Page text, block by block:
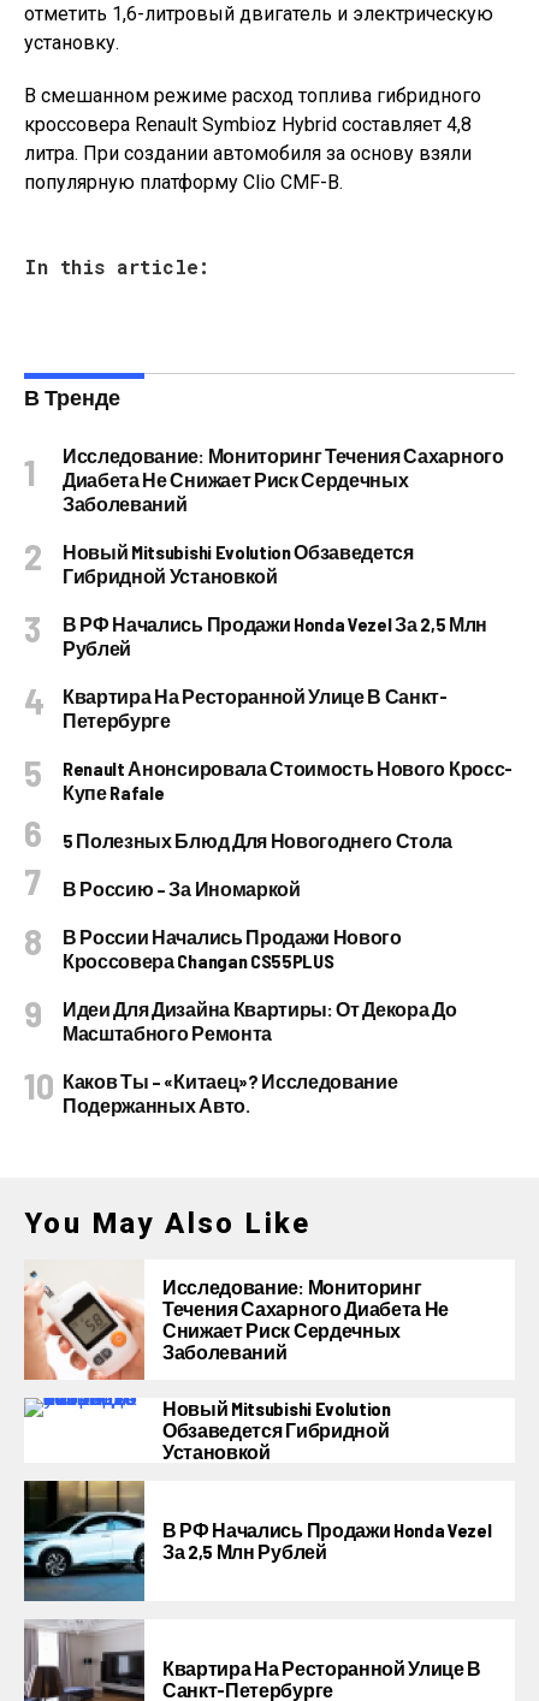
отметить 1,6-литровый двигатель и электрическую
установку.
В смешанном режиме расход топлива гибридного
кроссовера Renault Symbioz Hybrid составляет 4,8
литра. При создании автомобиля за основу взяли
популярную платформу Clio CMF-B.
In this article:
В Тренде
Исследование: Мониторинг Течения Сахарного
Диабета Не Снижает Риск Сердечных
Заболеваний
Новый Mitsubishi Evolution Обзаведется
Гибридной Установкой
В РФ Начались Продажи Honda Vezel За 2,5 Млн
Рублей
Квартира На Ресторанной Улице В Санкт-
Петербурге
Renault Анонсировала Стоимость Нового Кросс-
Купе Rafale
5 Полезных Блюд Для Новогоднего Стола
В Россию – За Иномаркой
В России Начались Продажи Нового
Кроссовера Changan CS55PLUS
Идеи Для Дизайна Квартиры: От Декора До
Масштабного Ремонта
Каков Ты – «китаец»? Исследование
Подержанных Авто.
You May Also Like
Исследование: Мониторинг
Течения Сахарного Диабета Не
Снижает Риск Сердечных
Заболеваний
Новый Mitsubishi Evolution
Обзаведется Гибридной
Установкой
В РФ Начались Продажи Honda Vezel
За 2,5 Млн Рублей
Квартира На Ресторанной Улице В
Санкт-Петербурге